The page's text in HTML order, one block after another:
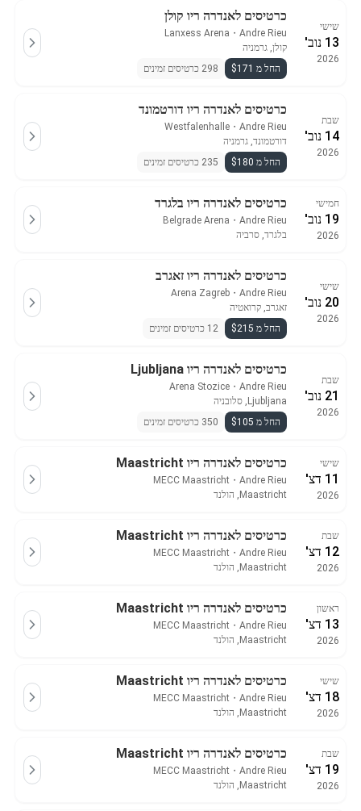
שישי
13 נוב'
2026
כרטיסים לאנדרה ריו קולן
Andre Rieu
・
Lanxess Arena
קולן, גרמניה
החל מ $171
298 כרטיסים זמינים
שבת
14 נוב'
2026
כרטיסים לאנדרה ריו דורטמונד
Andre Rieu
・
Westfalenhalle
דורטמונד, גרמניה
החל מ $180
235 כרטיסים זמינים
חמישי
19 נוב'
2026
כרטיסים לאנדרה ריו בלגרד
Andre Rieu
・
Belgrade Arena
בלגרד, סרביה
שישי
20 נוב'
2026
כרטיסים לאנדרה ריו זאגרב
Andre Rieu
・
Arena Zagreb
זאגרב, קרואטיה
החל מ $215
12 כרטיסים זמינים
שבת
21 נוב'
2026
כרטיסים לאנדרה ריו Ljubljana
Andre Rieu
・
Arena Stozice
Ljubljana, סלובניה
החל מ $105
350 כרטיסים זמינים
שישי
11 דצ'
2026
כרטיסים לאנדרה ריו Maastricht
Andre Rieu
・
MECC Maastricht
Maastricht, הולנד
שבת
12 דצ'
2026
כרטיסים לאנדרה ריו Maastricht
Andre Rieu
・
MECC Maastricht
Maastricht, הולנד
ראשון
13 דצ'
2026
כרטיסים לאנדרה ריו Maastricht
Andre Rieu
・
MECC Maastricht
Maastricht, הולנד
שישי
18 דצ'
2026
כרטיסים לאנדרה ריו Maastricht
Andre Rieu
・
MECC Maastricht
Maastricht, הולנד
שבת
19 דצ'
2026
כרטיסים לאנדרה ריו Maastricht
Andre Rieu
・
MECC Maastricht
Maastricht, הולנד